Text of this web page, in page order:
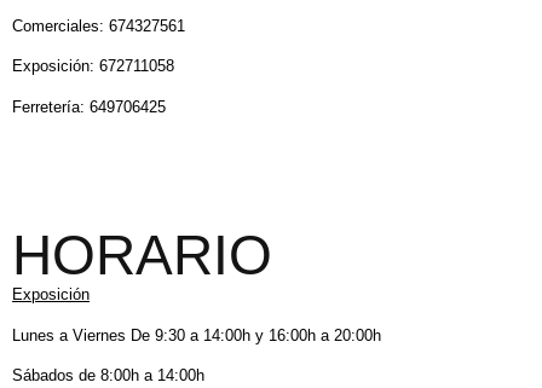
Comerciales: 674327561
Exposición: 672711058
Ferretería: 649706425
HORARIO
Exposición
Lunes a Viernes De 9:30 a 14:00h y 16:00h a 20:00h
Sábados de 8:00h a 14:00h